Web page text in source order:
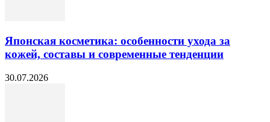
Японская косметика: особенности ухода за
кожей, составы и современные тенденции
30.07.2026